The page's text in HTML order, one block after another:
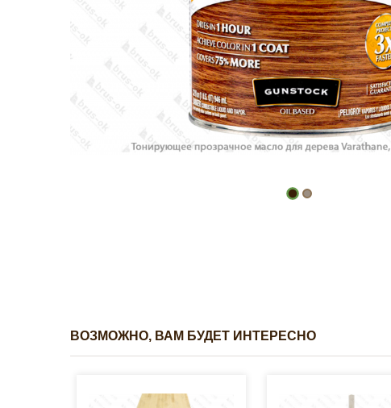
ВОЗМОЖНО, ВАМ БУДЕТ ИНТЕРЕСНО